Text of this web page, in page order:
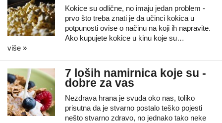
Kokice su odlične, no imaju jedan problem -
prvo što treba znati je da učinci kokica u
potpunosti ovise o načinu na koji ih napravite.
Ako kupujete kokice u kinu koje su…
više »
7 loših namirnica koje su -
dobre za vas
Nezdrava hrana je svuda oko nas, toliko
prisutna da je stvarno postalo teško pojesti
nešto stvarno zdravo, no jednako tako neke